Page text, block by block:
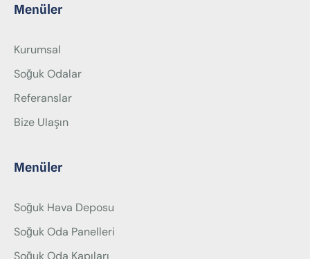
Menüler
Kurumsal
Soğuk Odalar
Referanslar
Bize Ulaşın
Menüler
Soğuk Hava Deposu
Soğuk Oda Panelleri
Soğuk Oda Kapıları